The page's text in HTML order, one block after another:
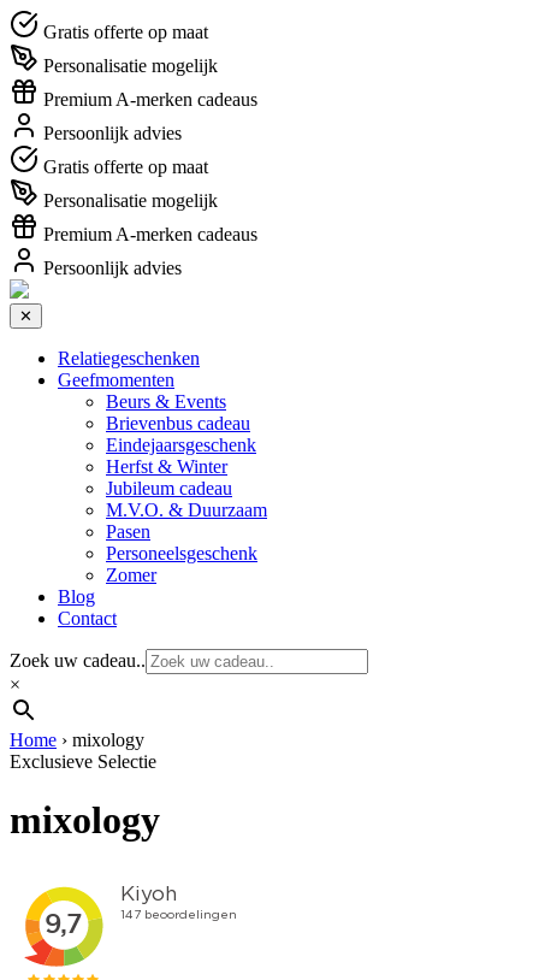
Gratis offerte op maat
Personalisatie mogelijk
Premium A-merken cadeaus
Persoonlijk advies
Gratis offerte op maat
Personalisatie mogelijk
Premium A-merken cadeaus
Persoonlijk advies
✕
Relatiegeschenken
Geefmomenten
Beurs & Events
Brievenbus cadeau
Eindejaarsgeschenk
Herfst & Winter
Jubileum cadeau
M.V.O. & Duurzaam
Pasen
Personeelsgeschenk
Zomer
Blog
Contact
Zoek uw cadeau..
×
Home › mixology
Exclusieve Selectie
mixology